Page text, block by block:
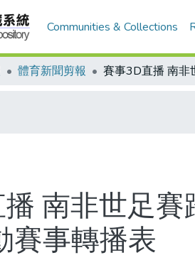
Communities & Collections
體育新聞剪報
南非世足
賽事轉播表